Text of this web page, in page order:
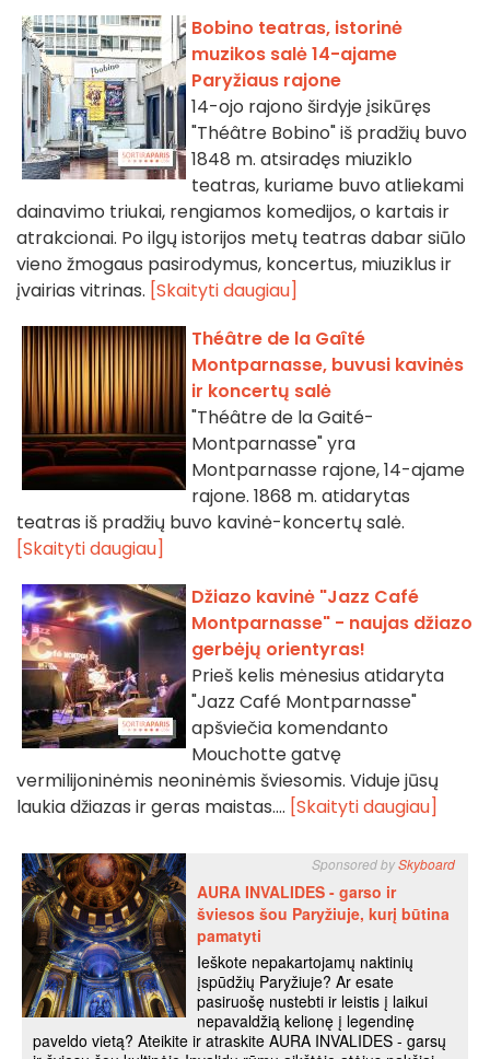
Bobino teatras, istorinė
muzikos salė 14-ajame
Paryžiaus rajone
14-ojo rajono širdyje įsikūręs
"Théâtre Bobino" iš pradžių buvo
1848 m. atsiradęs miuziklo
teatras, kuriame buvo atliekami
dainavimo triukai, rengiamos komedijos, o kartais ir
atrakcionai. Po ilgų istorijos metų teatras dabar siūlo
vieno žmogaus pasirodymus, koncertus, miuziklus ir
įvairias vitrinas. [Skaityti daugiau]
Théâtre de la Gaîté
Montparnasse, buvusi kavinės
ir koncertų salė
"Théâtre de la Gaité-
Montparnasse" yra
Montparnasse rajone, 14-ajame
rajone. 1868 m. atidarytas
teatras iš pradžių buvo kavinė-koncertų salė.
[Skaityti daugiau]
Džiazo kavinė "Jazz Café
Montparnasse" - naujas džiazo
gerbėjų orientyras!
Prieš kelis mėnesius atidaryta
"Jazz Café Montparnasse"
apšviečia komendanto
Mouchotte gatvę
vermilijoninėmis neoninėmis šviesomis. Viduje jūsų
laukia džiazas ir geras maistas.... [Skaityti daugiau]